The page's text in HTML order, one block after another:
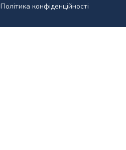
Політика конфіденційності